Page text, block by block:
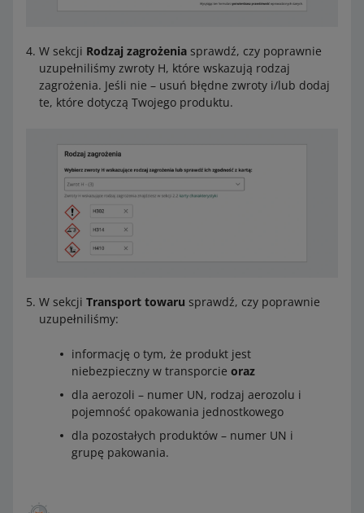
W sekcji Rodzaj zagrożenia sprawdź, czy poprawnie
uzupełniliśmy zwroty H, które wskazują rodzaj
zagrożenia. Jeśli nie – usuń błędne zwroty i/lub dodaj
te, które dotyczą Twojego produktu.
W sekcji Transport towaru sprawdź, czy poprawnie
uzupełniliśmy:
informację o tym, że produkt jest
niebezpieczny w transporcie oraz
dla aerozoli – numer UN, rodzaj aerozolu i
pojemność opakowania jednostkowego
dla pozostałych produktów – numer UN i
grupę pakowania.